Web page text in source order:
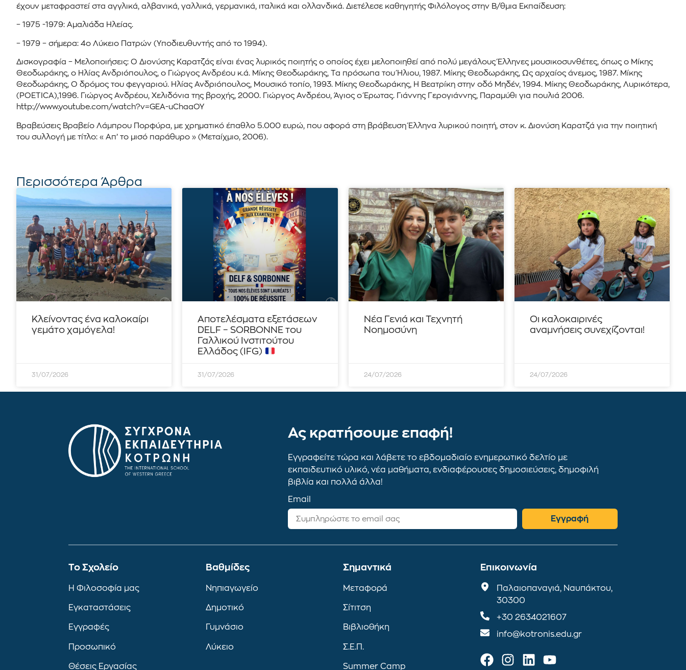
έχουν μεταφραστεί στα αγγλικά, αλβανικά, γαλλικά, γερμανικά, ιταλικά και ολλανδικά. Διετέλεσε καθηγητής Φιλόλογος στην Β/θμια Εκπαίδευση:
– 1975 -1979: Αμαλιάδα Ηλείας.
– 1979 – σήμερα: 4ο Λύκειο Πατρών (Υποδιευθυντής από το 1994).
Δισκογραφία – Μελοποιήσεις: Ο Διονύσης Καρατζάς είναι ένας λυρικός ποιητής ο οποίος έχει μελοποιηθεί από πολύ μεγάλους Έλληνες μουσικοσυνθέτες, όπως ο Μίκης
Θεοδωράκης, ο Ηλίας Ανδριόπουλος, ο Γιώργος Ανδρέου κ.ά. Μίκης Θεοδωράκης, Τα πρόσωπα του Ήλιου, 1987. Μίκης Θεοδωράκης, Ως αρχαίος άνεμος, 1987. Μίκης
Θεοδωράκης, Ο δρόμος του φεγγαριού. Ηλίας Ανδριόπουλος, Μουσικό τοπίο, 1993. Μίκης Θεοδωράκης, Η Βεατρίκη στην οδό Μηδέν, 1994. Μίκης Θεοδωράκης, Λυρικότερα,
(POETICA),1996. Γιώργος Ανδρέου, Χελιδόνια της βροχής, 2000. Γιώργος Ανδρέου, Άγιος ο Έρωτας. Γιάννης Γερογιάννης, Παραμύθι για πουλιά 2006.
http://www.youtube.com/watch?v=GEA-uChaaOY
Βραβεύσεις Βραβείο Λάμπρου Πορφύρα, με χρηματικό έπαθλο 5.000 ευρώ, που αφορά στη βράβευση Έλληνα λυρικού ποιητή, στον κ. Διονύση Καρατζά για την ποιητική
του συλλογή με τίτλο: « Απ’ το μισό παράθυρο » (Μεταίχμιο, 2006).
Περισσότερα Άρθρα
Κλείνοντας ένα καλοκαίρι
γεμάτο χαμόγελα!
31/07/2026
Αποτελέσματα εξετάσεων
DELF – SORBONNE του
Γαλλικού Ινστιτούτου
Ελλάδος (IFG)
31/07/2026
Νέα Γενιά και Τεχνητή
Νοημοσύνη
24/07/2026
Οι καλοκαιρινές
αναμνήσεις συνεχίζονται!
24/07/2026
Ας κρατήσουμε επαφή!
Εγγραφείτε τώρα και λάβετε το εβδομαδιαίο ενημερωτικό δελτίο με
εκπαιδευτικό υλικό, νέα μαθήματα, ενδιαφέρουσες δημοσιεύσεις, δημοφιλή
βιβλία και πολλά άλλα!
Email
Εγγραφή
To Σχολείο
Η Φιλοσοφία μας
Εγκαταστάσεις
Εγγραφές
Προσωπικό
Θέσεις Εργασίας
Βαθμίδες
Νηπιαγωγείο
Δημοτικό
Γυμνάσιο
Λύκειο
Σημαντικά
Μεταφορά
Σίτιτση
Βιβλιοθήκη
Σ.Ε.Π.
Summer Camp
Επικοινωνία
Παλαιοπαναγιά, Ναυπάκτου,
30300
+30 2634021607
info@kotronis.edu.gr